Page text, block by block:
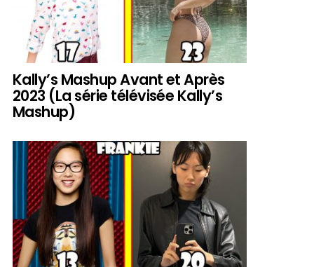
Kally’s Mashup Avant et Après
2023 (La série télévisée Kally’s
Mashup)